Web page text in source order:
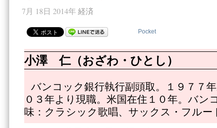
7月 18日 2014年 経済
Pocket
小澤 仁（おざわ・ひとし）
バンコック銀行執行副頭取。１９７７
０３年より現職。米国在住１０年。バン
味：クラシック歌唱、サックス・フルー